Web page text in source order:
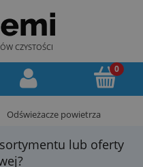
CZYSTOŚCI
Odświeżacze powietrza
lub oferty